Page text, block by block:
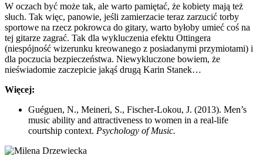
W oczach być może tak, ale warto pamiętać, że kobiety mają też
słuch. Tak więc, panowie, jeśli zamierzacie teraz zarzucić torby
sportowe na rzecz pokrowca do gitary, warto byłoby umieć coś na
tej gitarze zagrać. Tak dla wykluczenia efektu Ottingera
(niespójność wizerunku kreowanego z posiadanymi przymiotami) i
dla poczucia bezpieczeństwa. Niewykluczone bowiem, że
nieświadomie zaczepicie jakąś drugą Karin Stanek…
Więcej:
Guéguen, N., Meineri, S., Fischer-Lokou, J. (2013). Men’s
music ability and attractiveness to women in a real-life
courtship context. Psychology of Music.